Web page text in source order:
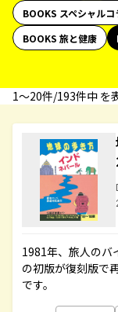
BOOKS スペシャルコ
BOOKS 旅と健康
1〜20件/193件中 を
1981年、旅人のバ
の初版が復刻版で
です。